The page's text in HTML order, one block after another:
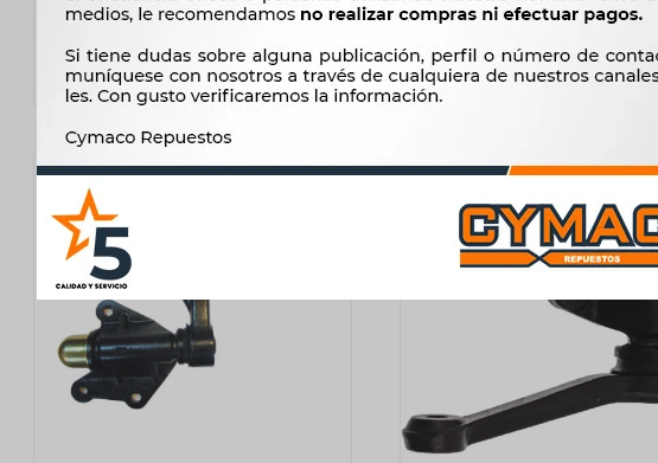
$3.010 $ 3.084 $754